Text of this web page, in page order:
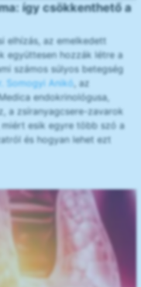
így csökkenthető a
elhízás, az emelkedett
együttesen hozzák létre a
számos súlyos betegség
Somogyi Anikó , az
endokrinológusa,
a zsíranyagcsere-zavarok
esik egyre több szó a
és hogyan lehet ezt